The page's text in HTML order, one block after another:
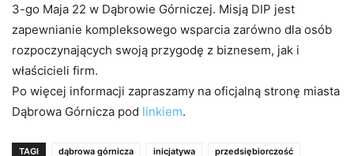
3-go Maja 22 w Dąbrowie Górniczej. Misją DIP jest
zapewnianie kompleksowego wsparcia zarówno dla osób
rozpoczynających swoją przygodę z biznesem, jak i
właścicieli firm.
Po więcej informacji zapraszamy na oficjalną stronę miasta
Dąbrowa Górnicza pod linkiem.
TAGI dąbrowa górnicza inicjatywa przedsiębiorczość